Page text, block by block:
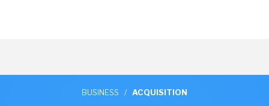
BUSINESS / ACQUISITION